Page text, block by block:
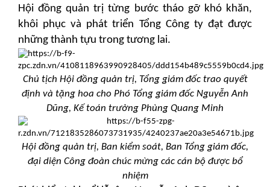
Hội đồng quản trị từng bước tháo gỡ khó khăn,
khôi phục và phát triển Tổng Công ty đạt được
những thành tựu trong tương lai.
Chủ tịch Hội đồng quản trị, Tổng giám đốc trao quyết
định và tặng hoa cho Phó Tổng giám đốc Nguyễn Anh
Dũng, Kế toán trưởng Phùng Quang Minh
Hội đồng quản trị, Ban kiểm soát, Ban Tổng giám đốc,
đại diện Công đoàn chúc mừng các cán bộ được bổ
nhiệm